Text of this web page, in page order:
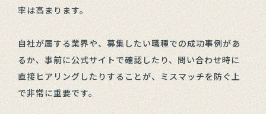
率は高まります。
自社が属する業界や、募集したい職種での成功事例があ
るか、事前に公式サイトで確認したり、問い合わせ時に
直接ヒアリングしたりすることが、ミスマッチを防ぐ上
で非常に重要です。